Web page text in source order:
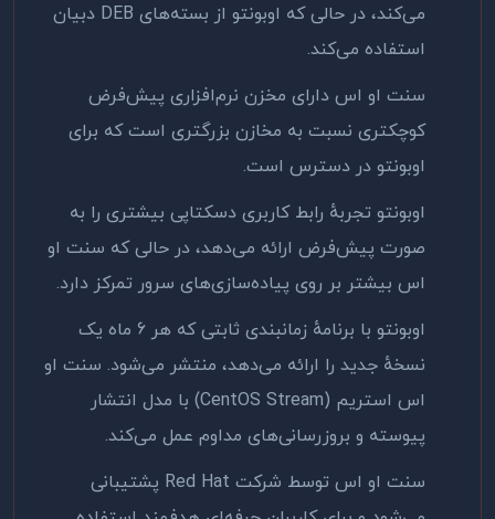
می‌کند، در حالی که اوبونتو از بسته‌های DEB دبیان
استفاده می‌کند.
سنت او اس دارای مخزن نرم‌افزاری پیش‌فرض
کوچکتری نسبت به مخازن بزرگتری است که برای
اوبونتو در دسترس است.
اوبونتو تجربهٔ رابط کاربری دسکتاپی بیشتری را به
صورت پیش‌فرض ارائه می‌دهد، در حالی که سنت او
اس بیشتر بر روی پیاده‌سازی‌های سرور تمرکز دارد.
اوبونتو با برنامهٔ زمانبندی ثابتی که هر 6 ماه یک
نسخهٔ جدید را ارائه می‌دهد، منتشر می‌شود. سنت او
اس استریم (CentOS Stream) با مدل انتشار
پیوسته و بروزرسانی‌های مداوم عمل می‌کند.
سنت او اس توسط شرکت Red Hat پشتیبانی